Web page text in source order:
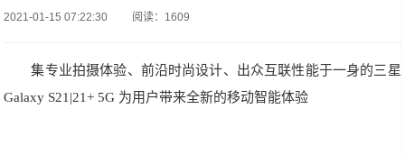
2021-01-15 07:22:30 阅读：1609
集专业拍摄体验、前沿时尚设计、出众互联性能于一身的三星
Galaxy S21|21+ 5G 为用户带来全新的移动智能体验